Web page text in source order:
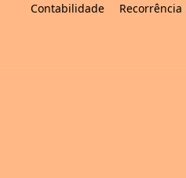
Contabilidade
Recorrência